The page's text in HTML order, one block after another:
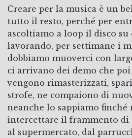
Creare per la musica è un
tutto il resto, perché per
ascoltiamo a loop il disco su
lavorando, per settimane i
dobbiamo muoverci con
ci arrivano dei demo che
vengono rimasterizzati,
strofe, ne compaiono di
neanche lo sappiamo finché
intercettare il frammento di
al supermercato, dal